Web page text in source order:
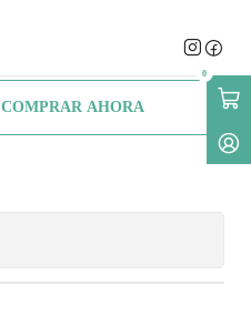
0
COMPRAR AHORA